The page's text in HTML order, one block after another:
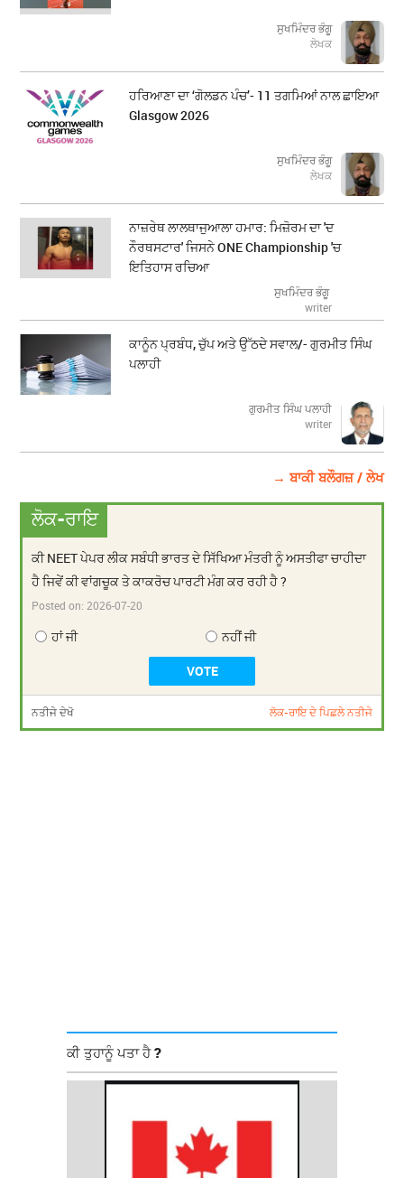
ਸੁਖਮਿੰਦਰ ਭੰਗੂ
ਲੇਖਕ
ਹਰਿਆਣਾ ਦਾ ‘ਗੋਲਡਨ ਪੰਚ’- 11 ਤਗਮਿਆਂ ਨਾਲ ਛਾਇਆ
Glasgow 2026
ਸੁਖਮਿੰਦਰ ਭੰਗੂ
ਲੇਖਕ
ਨਾਜ਼ਰੇਥ ਲਾਲਥਾਜੁਆਲਾ ਹਮਾਰ: ਮਿਜ਼ੋਰਮ ਦਾ 'ਦ
ਨੌਰਥਸਟਾਰ' ਜਿਸਨੇ ONE Championship 'ਚ
ਇਤਿਹਾਸ ਰਚਿਆ
ਸੁਖਮਿੰਦਰ ਭੰਗੂ
writer
ਕਾਨੂੰਨ ਪ੍ਰਬੰਧ, ਚੁੱਪ ਅਤੇ ਉੱਠਦੇ ਸਵਾਲ/- ਗੁਰਮੀਤ ਸਿੰਘ
ਪਲਾਹੀ
ਗੁਰਮੀਤ ਸਿੰਘ ਪਲਾਹੀ
writer
→ ਬਾਕੀ ਬਲੌਗਜ਼ / ਲੇਖ
ਲੋਕ-ਰਾਇ
ਕੀ NEET ਪੇਪਰ ਲੀਕ ਸਬੰਧੀ ਭਾਰਤ ਦੇ ਸਿੱਖਿਆ ਮੰਤਰੀ ਨੂੰ ਅਸਤੀਫਾ ਚਾਹੀਦਾ
ਹੈ ਜਿਵੇਂ ਕੀ ਵਾਂਗਚੂਕ ਤੇ ਕਾਕਰੋਚ ਪਾਰਟੀ ਮੰਗ ਕਰ ਰਹੀ ਹੈ ?
Posted on:2026-07-20
ਹਾਂ ਜੀ ਨਹੀਂ ਜੀ
ਨਤੀਜੇ ਦੇਖੋ ਲੋਕ-ਰਾਇ ਦੇ ਪਿਛਲੇ ਨਤੀਜੇ
ਕੀ ਤੁਹਾਨੂੰ ਪਤਾ ਹੈ ?